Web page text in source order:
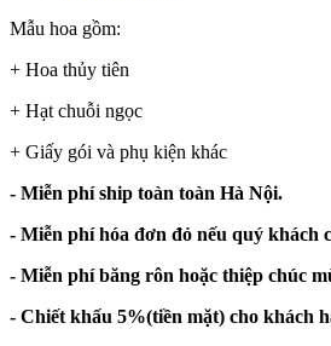
Mẫu hoa gồm:
+ Hoa thủy tiên
+ Hạt chuỗi ngọc
+ Giấy gói và phụ kiện khác
- Miễn phí ship toàn toàn Hà Nội.
- Miễn phí hóa đơn đỏ nếu quý khách
- Miễn phí băng rôn hoặc thiệp chúc
- Chiết khấu 5%(tiền mặt) cho khách